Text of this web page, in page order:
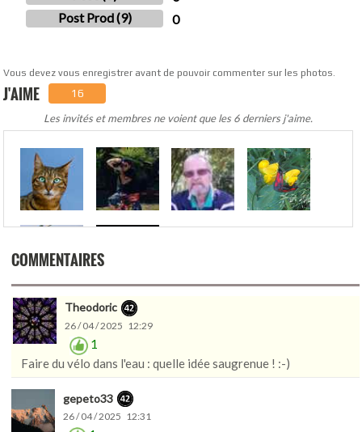
Post Prod (9)
0
Vous devez vous enregistrer avant de pouvoir commenter sur les photos.
J'AIME 16
Les invités et membres ne voient que les 6 derniers j'aime.
COMMENTAIRES
Theodoric
26 / 04 / 2025 12:29
1
Faire du vélo dans l'eau : quelle idée saugrenue ! :-)
gepeto33
26 / 04 / 2025 12:31